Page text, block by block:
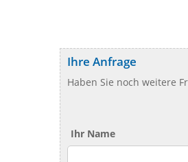
Ihre Anfrage
Haben Sie noch weitere
Ihr Name